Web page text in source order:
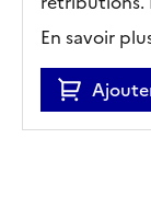
En savoir